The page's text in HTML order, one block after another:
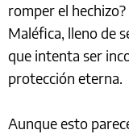
romper el
Maléfica, lleno de
que intenta ser
protección eterna.
Aunque esto